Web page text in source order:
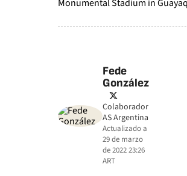
Fede
González
twitter
Colaborador
AS Argentina
Actualizado a
29 de marzo
de 2022 23:26
ART